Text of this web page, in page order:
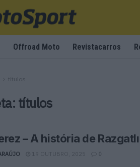
Offroad Moto Revistacarros
títulos
títulos
– A história de
19 OUTUBRO, 2025 0